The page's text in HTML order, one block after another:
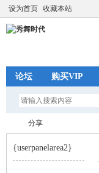
设为首页 收藏本站
论坛 购买VIP
分享
{userpanelarea2}